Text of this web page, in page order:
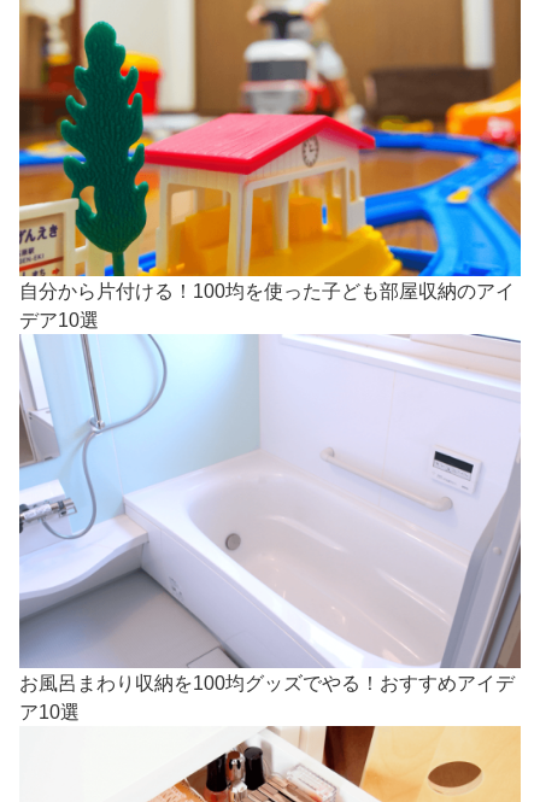
自分から片付ける！100均を使った子ども部屋収納のアイ
デア10選
お風呂まわり収納を100均グッズでやる！おすすめアイデ
ア10選